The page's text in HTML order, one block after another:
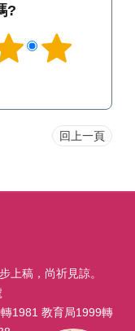
?
回上一頁
上稿，尚祈見諒。
1981 教育局1999轉